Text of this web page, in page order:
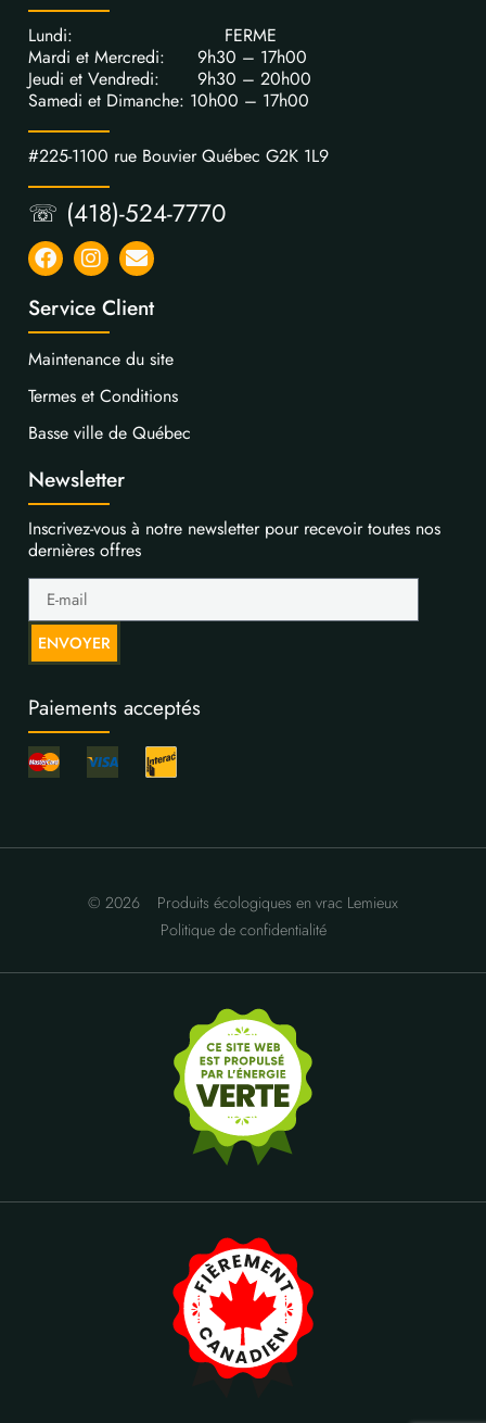
Lundi: FERME
Mardi et Mercredi: 9h30 – 17h00
Jeudi et Vendredi: 9h30 – 20h00
Samedi et Dimanche: 10h00 – 17h00
#225-1100 rue Bouvier Québec G2K 1L9
☏ (418)-524-7770
Service Client
Maintenance du site
Termes et Conditions
Basse ville de Québec
Newsletter
Inscrivez-vous à notre newsletter pour recevoir toutes nos
dernières offres
ENVOYER
Paiements acceptés
© 2026
Produits écologiques en vrac Lemieux
Politique de confidentialité